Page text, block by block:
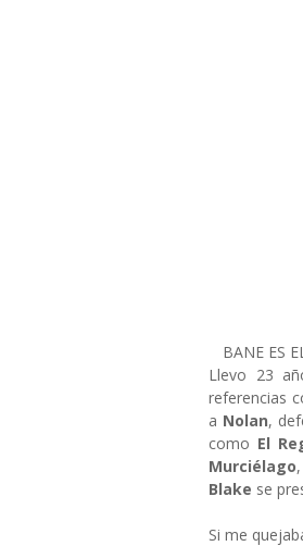
BANE ES
Llevo 23
referencias
a Nolan,
como El
Murciélago
Blake se
Si me